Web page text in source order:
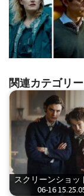
関連カテゴリー
スクリーンショッ
06-16